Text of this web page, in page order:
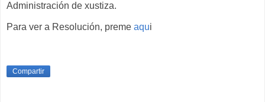
Administración de xustiza.
Para ver a Resolución, preme aqui
Compartir